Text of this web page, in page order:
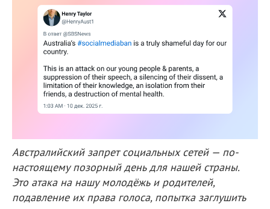
Австралийский запрет социальных сетей — по-
настоящему позорный день для нашей страны.
Это атака на нашу молодёжь и родителей,
подавление их права голоса, попытка заглушить